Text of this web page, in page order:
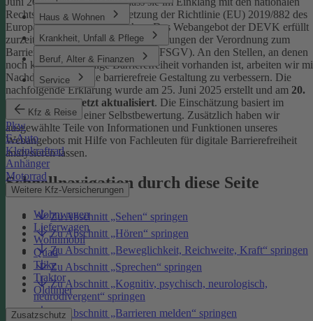
Haus & Wohnen
Krankheit, Unfall & Pflege
Beruf, Alter & Finanzen
Service
Kfz & Reise
Pkw
E-Auto
Kleinkraftrad
Anhänger
Motorrad
Weitere Kfz-Versicherungen
Wohnwagen
Lieferwagen
Wohnmobil
Quad
Trike
Traktor
Oldtimer
Zusatzschutz
Rechtsvorschriften zur Umsetzung der Richtlinie (EU) 2019/882 des
Europäischen Parlaments stehen.Das Webangebot der DEVK erfüllt
zurzeit nicht vollständig die Anforderungen der Verordnung zum
Barrierefreiheitsstärkungsgesetz (BFSGV). An den Stellen, an denen
noch keine vollständige Barrierefreiheit vorhanden ist, arbeiten wir
Nachdruck daran, die barrierefreie Gestaltung zu verbessern. Die
nachfolgende Erklärung wurde am 25. Juni 2025 erstellt und am 20.
Januar 2026 zuletzt aktualisiert. Die Einschätzung basiert im
Wesentlichen auf einer Selbstbewertung. Zusätzlich haben wir
ausgewählte Teile von Informationen und Funktionen unseres
Webangebots mit Hilfe von Fachleuten für digitale Barrierefreiheit
analysieren lassen.
Schnellnavigation durch diese Seite
Zu Abschnitt „Sehen“ springen
Zu Abschnitt „Hören“ springen
Zu Abschnitt „Beweglichkeit, Reichweite, Kraft“ springen
Zu Abschnitt „Sprechen“ springen
Zu Abschnitt „Kognitiv, psychisch, neurologisch,
neurodivergent“ springen
Zu Abschnitt „Barrieren melden“ springen